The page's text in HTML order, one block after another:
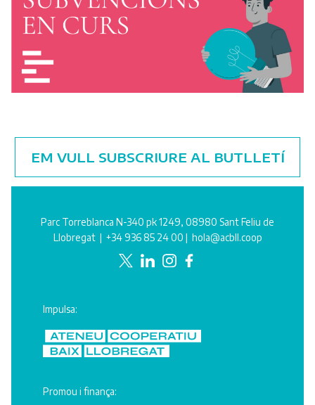
EM VULL SUBSCRIURE AL BUTLLETÍ
Parc Torreblanca N-340 pk 1249, 08980 Sant Feliu de
Llobregat | +34 936 85 24 00 | hola@acbll.coop
Impulsa:
Promou i finança: